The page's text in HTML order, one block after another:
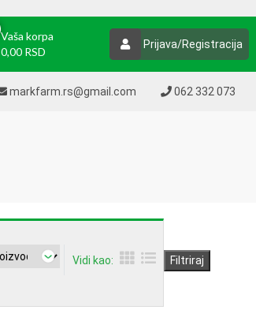
Vaša korpa
0,00 RSD
Prijava/Registracija
markfarm.rs@gmail.com 062 332 073
Vidi kao: Filtriraj